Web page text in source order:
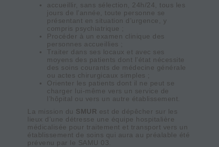
accueillir, sans sélection, 24h/24, tous les
jours de l’année, toute personne se
présentant en situation d’urgence, y
compris psychiatrique ;
Procéder à un examen clinique des
personnes accueillies ;
Traiter dans ses locaux et avec ses
moyens des patients dont l’état nécessite
des soins courants de médecine générale
ou actes chirurgicaux simples ;
Orienter les patients dont il ne peut se
charger lui-même vers un service de
l’hôpital ou vers un autre établissement.
La mission du SMUR est de dépêcher sur les
lieux d’une détresse une équipe hospitalière
médicalisée pour traitement et transport vers un
établissement de soins qui aura au préalable été
prévenu par le SAMU 03.